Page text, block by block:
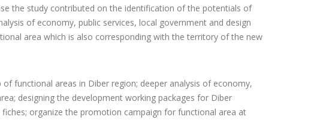
the study contributed on the identification of the potentials of
of economy, public services, local government and design
area which is also corresponding with the territory of the new
functional areas in Diber region; deeper analysis of economy,
designing the development working packages for Diber
organize the promotion campaign for functional area at